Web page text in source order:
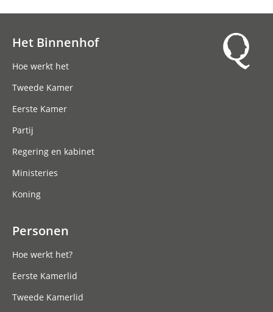
Het Binnenhof
Hoe werkt het
Tweede Kamer
Eerste Kamer
Partij
Regering en kabinet
Ministeries
Koning
Personen
Hoe werkt het?
Eerste Kamerlid
Tweede Kamerlid